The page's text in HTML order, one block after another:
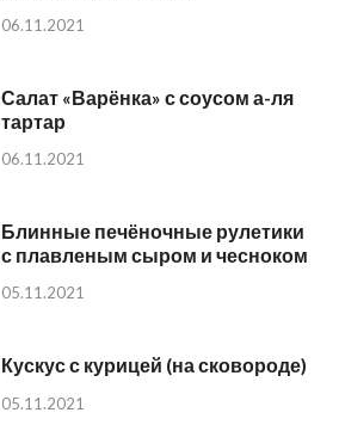
06.11.2021
Салат «Варёнка» с соусом а-ля
тартар
06.11.2021
Блинные печёночные рулетики
с плавленым сыром и чесноком
05.11.2021
Кускус с курицей (на сковороде)
05.11.2021